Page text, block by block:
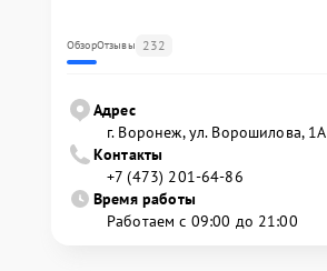
ОбзорОтзывы 232
Адрес
г. Воронеж, ул. Ворошилова, 1А
Контакты
+7 (473) 201-64-86
Время работы
Работаем с 09:00 до 21:00